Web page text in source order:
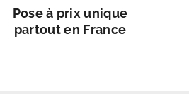
Pose à prix unique
partout en France